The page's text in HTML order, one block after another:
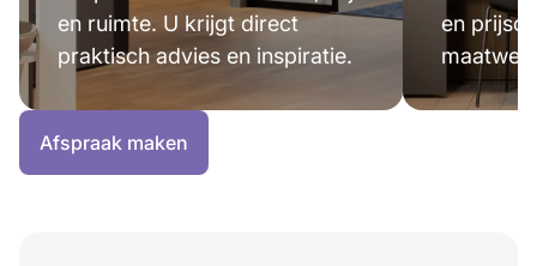
en ruimte. U krijgt direct
praktisch advies en inspiratie.
en
Afspraak maken